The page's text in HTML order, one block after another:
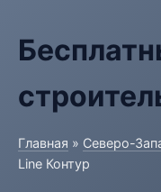
Главная » Северо-
Line Контур